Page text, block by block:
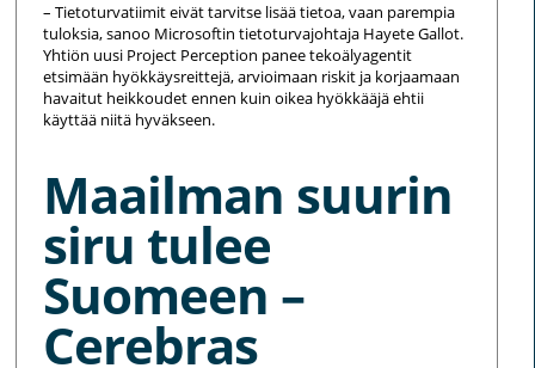
– Tietoturvatiimit eivät tarvitse lisää tietoa, vaan parempia
tuloksia, sanoo Microsoftin tietoturvajohtaja Hayete Gallot.
Yhtiön uusi Project Perception panee tekoälyagentit
etsimään hyökkäysreittejä, arvioimaan riskit ja korjaamaan
havaitut heikkoudet ennen kuin oikea hyökkääjä ehtii
käyttää niitä hyväkseen.
Maailman suurin
siru tulee
Suomeen –
Cerebras